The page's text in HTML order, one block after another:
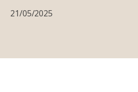
21/05/2025